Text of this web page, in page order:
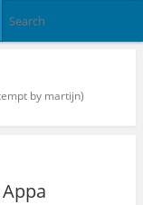
by martijn)